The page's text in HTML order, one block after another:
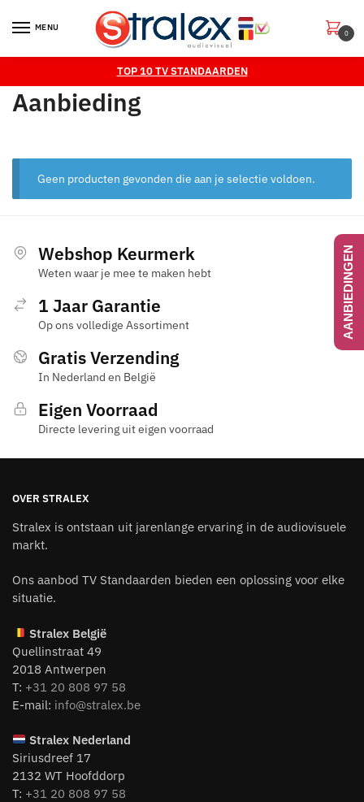
MENU
0
TOP 10 TV STANDAARDEN
Aanbieding
Geen producten gevonden die aan je selectie voldoen.
Webshop Keurmerk
Weten waar je mee te maken hebt
1 Jaar Garantie
Op ons volledige Assortiment
Gratis Verzending
In Nederland en België
Eigen Voorraad
Directe levering uit eigen voorraad
OVER STRALEX
Stralex is ontstaan uit jarenlange ervaring in de audiovisuele
markt.
Ons aanbod TV Standaarden bieden een oplossing voor elke
situatie.
Stralex België
Quellinstraat 49
2018 Antwerpen
T: +31 20 808 97 58
E-mail: info@stralex.be
Stralex Nederland
Siriusdreef 17
2132 WT Hoofddorp
T: +31 20 808 97 58
AANBIEDINGEN